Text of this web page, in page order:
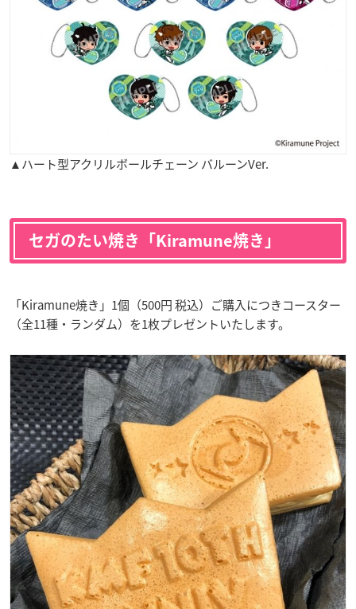
▲ハート型アクリルボールチェーン バルーンVer.
セガのたい焼き「Kiramune焼き」
「Kiramune焼き」1個（500円 税込）ご購入につきコースター
（全11種・ランダム）を1枚プレゼントいたします。